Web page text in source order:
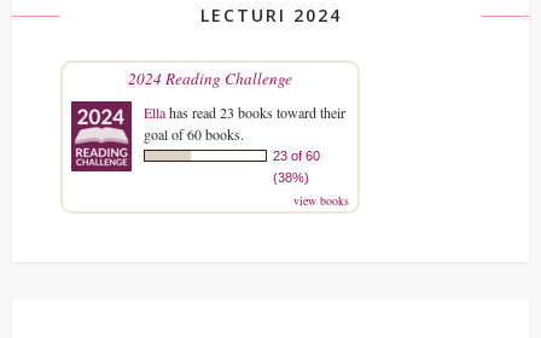
LECTURI 2024
2024 Reading Challenge
Ellahas read 23 books toward their
goal of 60 books.
23 of 60
(38%)
view books